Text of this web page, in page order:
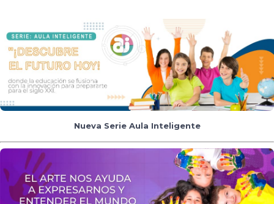
Nueva Serie Aula Inteligente